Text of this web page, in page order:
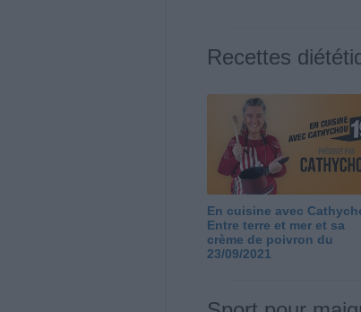
Recettes
En cuisine avec
Entre terre et mer et sa
crème de poivron du
23/09/2021